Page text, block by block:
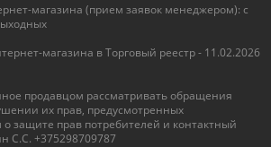
магазина (прием заявок менеджером): с
магазина в Торговый реестр - 11.02.2026
продавцом рассматривать обращения
их прав, предусмотренных
о защите прав потребителей и контактный
С.С. +375298709787